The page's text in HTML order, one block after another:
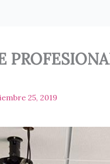
25, 2019